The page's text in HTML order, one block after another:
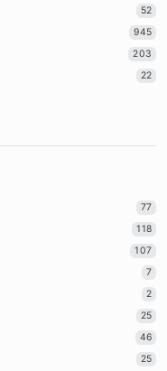
52
945
203
22
77
118
107
7
2
25
46
25